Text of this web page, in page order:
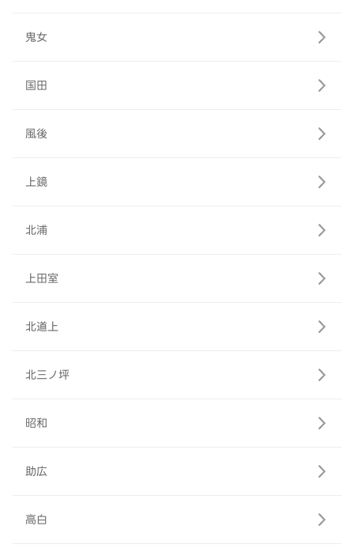
鬼女
国田
風後
上鏡
北浦
上田室
北道上
北三ノ坪
昭和
助広
高白